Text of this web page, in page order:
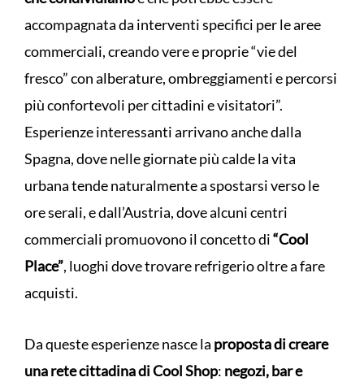
accompagnata da interventi specifici per le aree
commerciali, creando vere e proprie “vie del
fresco” con alberature, ombreggiamenti e percorsi
più confortevoli per cittadini e visitatori”.
Esperienze interessanti arrivano anche dalla
Spagna, dove nelle giornate più calde la vita
urbana tende naturalmente a spostarsi verso le
ore serali, e dall’Austria, dove alcuni centri
commerciali promuovono il concetto di“Cool
Place”, luoghi dove trovare refrigerio oltre a fare
acquisti.
Da queste esperienze nasce la proposta di creare
una rete cittadina di Cool Shop: negozi, bar e